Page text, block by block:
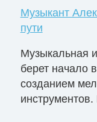
Музыкант
пути
Музыкальная
берет начало
созданием